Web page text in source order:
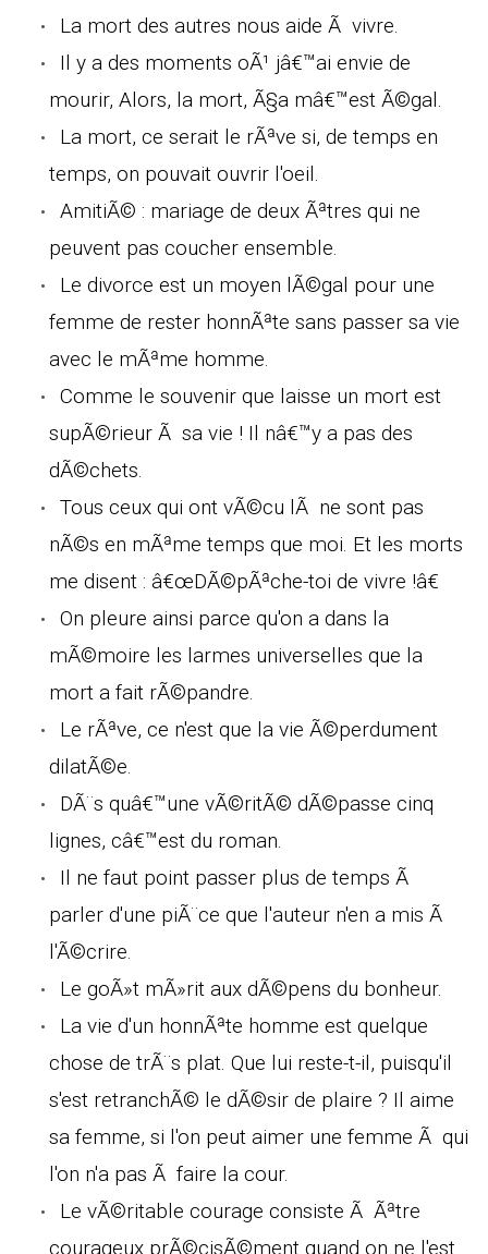
La mort des autres nous aide Ã vivre.
Il y a des moments oÃ¹ jâ€™ai envie de
mourir, Alors, la mort, Ã§a mâ€™est Ã©gal.
La mort, ce serait le rÃªve si, de temps en
temps, on pouvait ouvrir l'oeil.
AmitiÃ© : mariage de deux Ãªtres qui ne
peuvent pas coucher ensemble.
Le divorce est un moyen lÃ©gal pour une
femme de rester honnÃªte sans passer sa vie
avec le mÃªme homme.
Comme le souvenir que laisse un mort est
supÃ©rieur Ã sa vie ! Il nâ€™y a pas des
dÃ©chets.
Tous ceux qui ont vÃ©cu lÃ ne sont pas
nÃ©s en mÃªme temps que moi. Et les morts
me disent : â€œDÃ©pÃªche-toi de vivre !â€
On pleure ainsi parce qu'on a dans la
mÃ©moire les larmes universelles que la
mort a fait rÃ©pandre.
Le rÃªve, ce n'est que la vie Ã©perdument
dilatÃ©e.
DÃ¨s quâ€™une vÃ©ritÃ© dÃ©passe cinq
lignes, câ€™est du roman.
Il ne faut point passer plus de temps Ã
parler d'une piÃ¨ce que l'auteur n'en a mis Ã
l'Ã©crire.
Le goÃ»t mÃ»rit aux dÃ©pens du bonheur.
La vie d'un honnÃªte homme est quelque
chose de trÃ¨s plat. Que lui reste-t-il, puisqu'il
s'est retranchÃ© le dÃ©sir de plaire ? Il aime
sa femme, si l'on peut aimer une femme Ã qui
l'on n'a pas Ã faire la cour.
Le vÃ©ritable courage consiste Ã Ãªtre
courageux prÃ©cisÃ©ment quand on ne l'est